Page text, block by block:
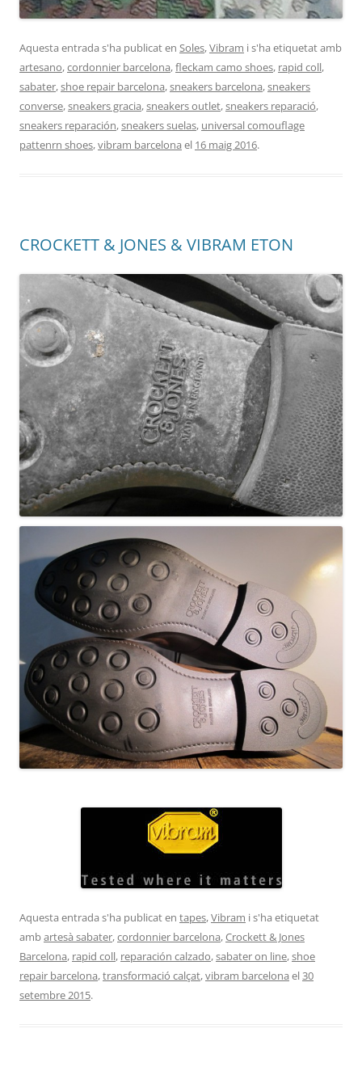
Aquesta entrada s'ha publicat en Soles,Vibram i s'ha etiquetat amb
artesano,cordonnier barcelona,fleckam camo shoes, rapid coll,
sabater,shoe repair barcelona,sneakers barcelona,sneakers
converse,sneakers gracia,sneakers outlet,sneakers reparació,
sneakers reparación,sneakers suelas, universal comouflage
pattenrn shoes,vibram barcelona el 16 maig 2016.
CROCKETT & JONES & VIBRAM ETON
Aquesta entrada s'ha publicat en tapes,Vibram i s'ha etiquetat
ambartesà sabater,cordonnier barcelona,Crockett & Jones
Barcelona, rapid coll, reparación calzado,sabater on line,shoe
repair barcelona,transformació calçat,vibram barcelona el30
setembre 2015.